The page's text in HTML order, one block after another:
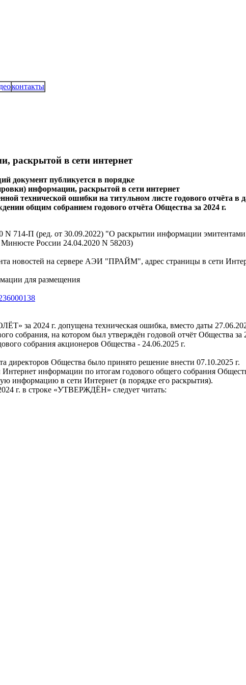
контакты
раскрытой в сети интернет
документ публикуется в порядке
информации, раскрытой в сети интернет
технической ошибки на титульном листе годового отчёта в
общим собранием годового отчёта Общества за 2024 г.
N 714-П (ред. от 30.09.2022) "О раскрытии информации эмитентами
России 24.04.2020 N 58203)
новостей на сервере АЭИ "ПРАЙМ", адрес страницы в сети
для размещения
за 2024 г. допущена техническая ошибка, вместо даты
собрания, на котором был утверждён годовой отчёт Общества за
собрания акционеров Общества - 24.06.2025 г.
директоров Общества было принято решение внести 07.10.2025 г.
информации по итогам годового общего собрания
информацию в сети Интернет (в порядке его раскрытия).
г. в строке «УТВЕРЖДЁН» следует читать: